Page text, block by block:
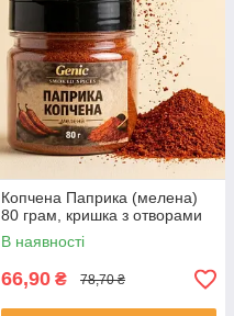
Копчена Паприка (мелена)
80 грам, кришка з отворами
В наявності
66,90 ₴ 78,70 ₴